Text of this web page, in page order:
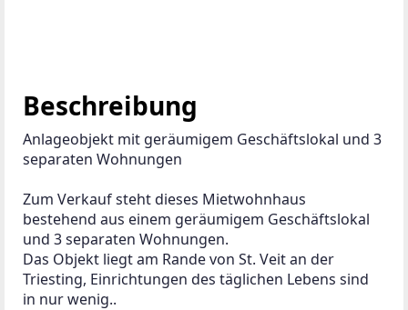
Beschreibung
Anlageobjekt mit geräumigem Geschäftslokal und 3
separaten Wohnungen
Zum Verkauf steht dieses Mietwohnhaus
bestehend aus einem geräumigem Geschäftslokal
und 3 separaten Wohnungen.
Das Objekt liegt am Rande von St. Veit an der
Triesting, Einrichtungen des täglichen Lebens sind
in nur wenig..